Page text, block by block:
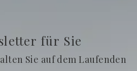
für Sie
Sie auf dem Laufenden